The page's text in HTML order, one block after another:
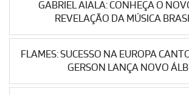
GABRIEL AIALA: CONHEÇA O
REVELAÇÃO DA MÚSICA
FLAMES: SUCESSO NA EUROPA
GERSON LANÇA NOVO